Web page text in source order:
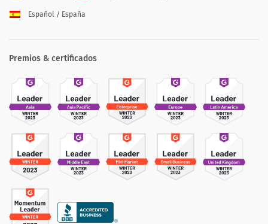
Español / España
Premios & certificados